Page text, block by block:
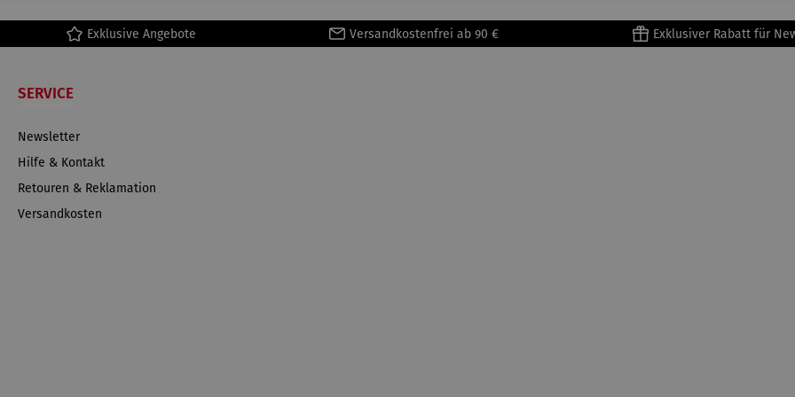
Metallges
Exklusive Angebote Versandkostenfrei ab 90 € Exklusiver Rabatt für
SERVICE
Newsletter
Hilfe & Kontakt
Retouren & Reklamation
Versandkosten